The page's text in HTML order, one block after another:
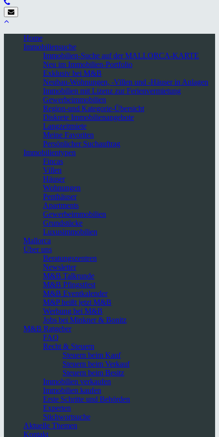
Home
Immobiliensuche
Immobilien-Suche auf der MALLORCA-KARTE
Neu im Immobilien-Portfolio
Exklusiv bei M&B
Neubau-Wohnungen, -Villen und -Häuser in Anlagen
Immobilien mit Lizenz zur Ferienvermietung
Gewerbeimmobilien
Region-und Kategorie-Übersicht
Diskrete Immobilienangebote
Langzeitmiete
Meine Favoriten
Persönlicher Suchauftrag
Immobilientypen
Fincas
Villen
Häuser
Wohnungen
Penthäuser
Apartments
Gewerbeimmobilien
Grundstücke
Luxusimmobilien
Mallorca
Über uns
Beratungszentren
Newsletter
M&B Talkrunde
M&B Pfingstfest
M&B Eventkalender
M&P heißt jetzt M&B
Werbung bei M&B
Jobs bei Minkner & Bonitz
M&B Ratgeber
FAQ
Recht & Steuern
Steuern beim Kauf
Steuern beim Verkauf
Steuern beim Besitz
Immobilien verkaufen
Immobilien kaufen
Erste Schritte und Behörden
Experten
Stichwortsuche
Aktuelle Themen
Kontakt